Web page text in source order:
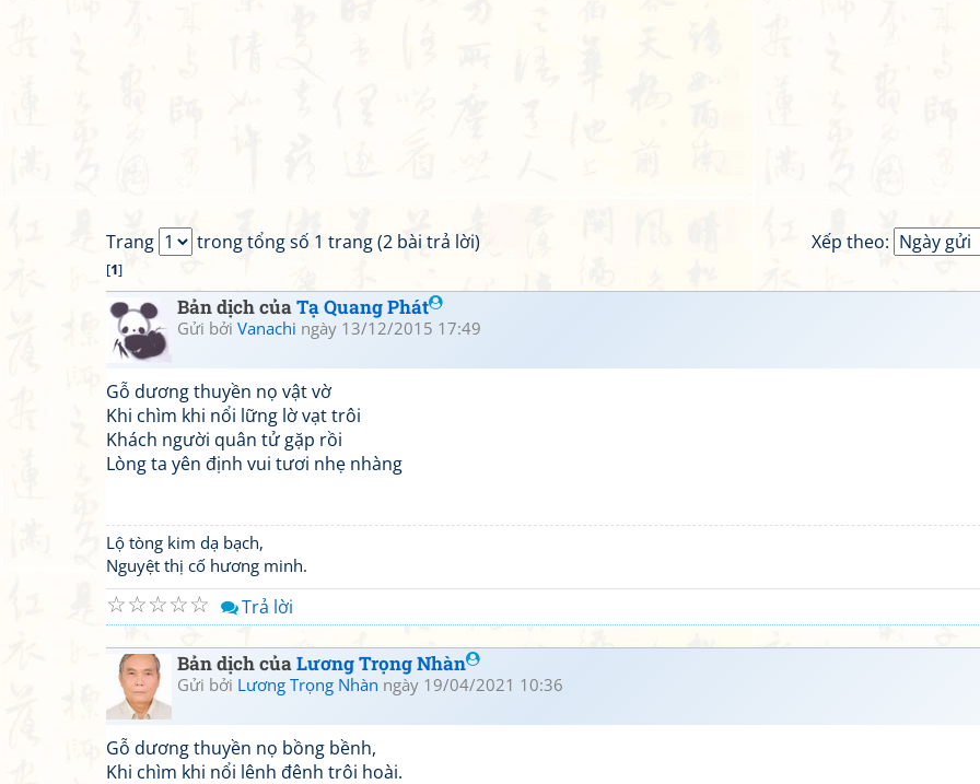
Xếp theo:
Trang trong tổng số 1 trang (2 bài trả lời)
[1]
Bản dịch củaTạ Quang Phát
Gửi bởi Vanachi ngày 13/12/2015 17:49
Gỗ dương thuyền nọ vật vờ
Khi chìm khi nổi lững lờ vạt trôi
Khách người quân tử gặp rồi
Lòng ta yên định vui tươi nhẹ nhàng
Lộ tòng kim dạ bạch,
Nguyệt thị cố hương minh.
☆
☆
☆
☆
☆ Trả lời
Bản dịch củaLương Trọng Nhàn
Gửi bởi Lương Trọng Nhàn ngày 19/04/2021 10:36
Gỗ dương thuyền nọ bồng bềnh,
Khi chìm khi nổi lênh đênh trôi hoài.